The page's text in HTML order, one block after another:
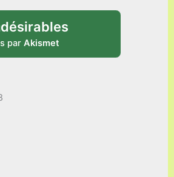
par Akismet